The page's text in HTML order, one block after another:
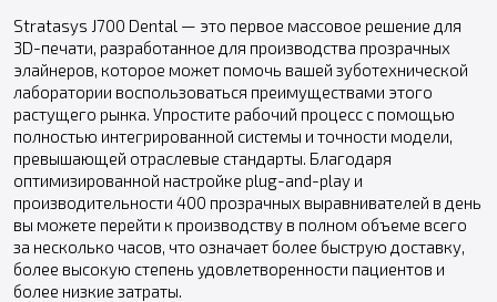
Stratasys J700 Dental — это первое массовое решение для
3D-печати, разработанное для производства прозрачных
элайнеров, которое может помочь вашей зуботехнической
лаборатории воспользоваться преимуществами этого
растущего рынка. Упростите рабочий процесс с помощью
полностью интегрированной системы и точности модели,
превышающей отраслевые стандарты. Благодаря
оптимизированной настройке plug-and-play и
производительности 400 прозрачных выравнивателей в день
вы можете перейти к производству в полном объеме всего
за несколько часов, что означает более быструю доставку,
более высокую степень удовлетворенности пациентов и
более низкие затраты.